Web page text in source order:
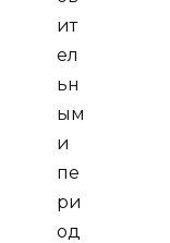
ит
ел
ьн
ым
и
пе
ри
од